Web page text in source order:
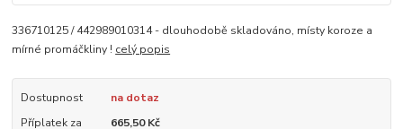
336710125 / 442989010314 - dlouhodobě skladováno, místy koroze a
mírné promáčkliny ! celý popis
Dostupnost
na dotaz
Příplatek za
665,50 Kč